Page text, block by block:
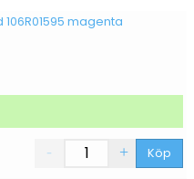
magenta
Köp